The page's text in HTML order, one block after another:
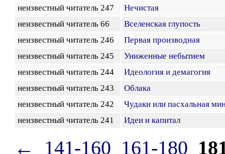
неизвестный читатель 247
Нечистая
неизвестный читатель 66
Вселенская глупость
неизвестный читатель 246
Первая производная
неизвестный читатель 245
Униженные небытием
неизвестный читатель 244
Идеология и демагогия
неизвестный читатель 243
Облака
неизвестный читатель 242
Чудаки или пасхальная
неизвестный читатель 241
Идеи и капитал
← 141-160 161-180